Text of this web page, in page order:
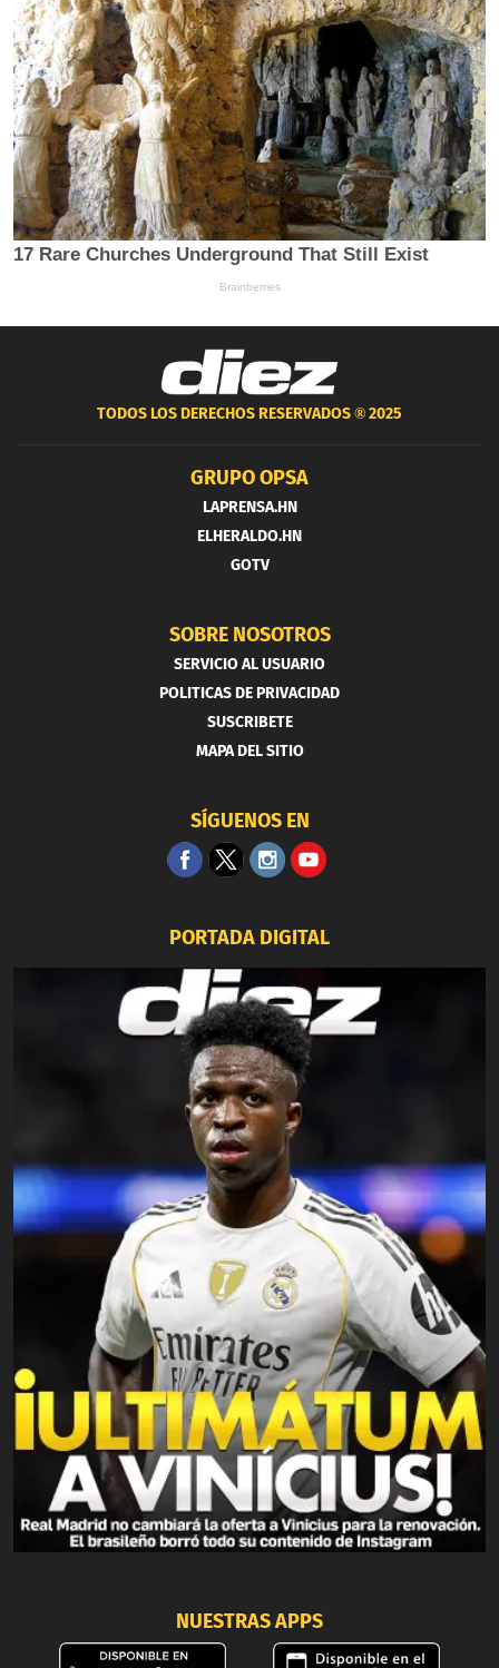
TODOS LOS DERECHOS RESERVADOS ®2025
GRUPO OPSA
LAPRENSA.HN
ELHERALDO.HN
GOTV
SOBRE NOSOTROS
SERVICIO AL USUARIO
POLITICAS DE PRIVACIDAD
SUSCRIBETE
MAPA DEL SITIO
SÍGUENOS EN
PORTADA DIGITAL
NUESTRAS APPS